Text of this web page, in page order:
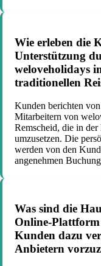
Wie erleben die
Unterstützung
weloveholidays
traditionellen
Kunden berichten
Mitarbeitern von
Remscheid, die in
umzusetzen. Die
werden von den
angenehmen
Was sind die
Online-
Kunden dazu
Anbietern